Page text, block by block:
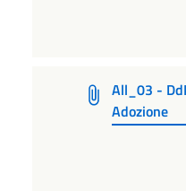
All_03 -
Adozione